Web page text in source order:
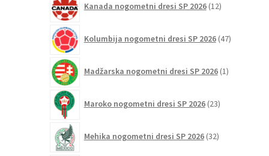
Kanada nogometni dresi SP 2026 12izdelkov
Kolumbija nogometni dresi SP 2026 47izdelkov
Madžarska nogometni dresi SP 2026 1izdelek
Maroko nogometni dresi SP 2026 23izdelkov
Mehika nogometni dresi SP 2026 32izdelkov